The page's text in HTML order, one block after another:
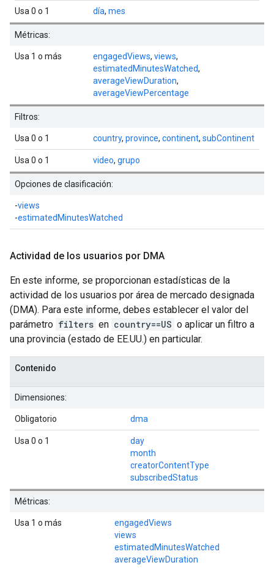
Usa 0 o 1 día, mes
Métricas:
Usa 1 o más engagedViews, views,
estimatedMinutesWatched,
averageViewDuration,
averageViewPercentage
Filtros:
Usa 0 o 1 country, province, continent, subContinent
Usa 0 o 1 video, grupo
Opciones de clasificación:
-views
-estimatedMinutesWatched
Actividad de los usuarios por DMA
En este informe, se proporcionan estadísticas de la
actividad de los usuarios por área de mercado designada
(DMA). Para este informe, debes establecer el valor del
parámetro filters en country==US o aplicar un filtro a
una provincia (estado de EE.UU.) en particular.
Contenido
Dimensiones:
Obligatorio dma
Usa 0 o 1
day
month
creatorContentType
subscribedStatus
Métricas:
Usa 1 o más
engagedViews
views
estimatedMinutesWatched
averageViewDuration